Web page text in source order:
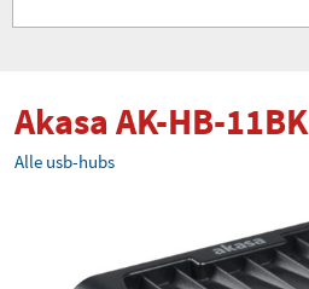
Akasa AK-HB-11BK
Alle usb-hubs